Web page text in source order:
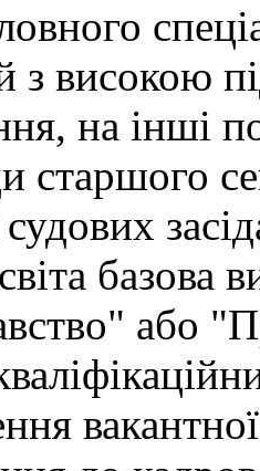
з високою
на інші
старшого
базова
або